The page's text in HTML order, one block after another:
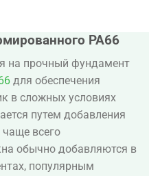
PA66
на прочный фундамент
для обеспечения
в сложных условиях
путем добавления
всего
обычно добавляются в
популярным